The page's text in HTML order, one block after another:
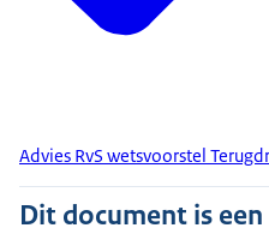
Advies RvS wetsvoorstel
Dit document is